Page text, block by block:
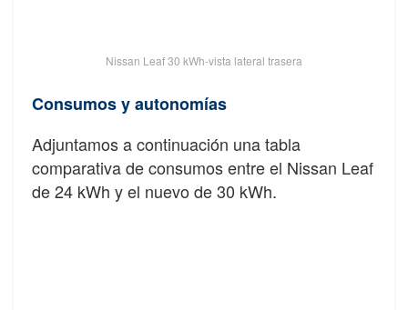
Nissan Leaf 30 kWh-vista lateral trasera
Consumos y autonomías
Adjuntamos a continuación una tabla
comparativa de consumos entre el Nissan Leaf
de 24 kWh y el nuevo de 30 kWh.